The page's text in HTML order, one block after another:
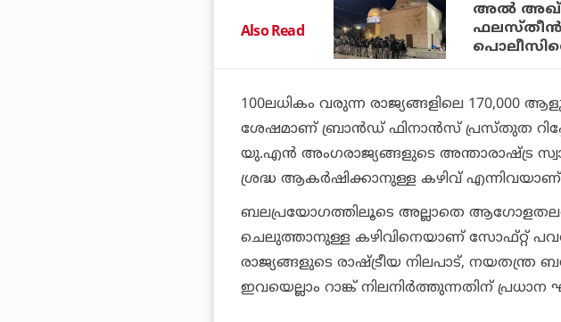
Also Read
അല്‍
100ലധികം വരുന്ന രാജ്യങ്ങളിലെ 170,000
ശേഷമാണ് ബ്രാന്‍ഡ് ഫിനാന്‍സ് പ്രസ്തുത
യു.എന്‍ അംഗരാജ്യങ്ങളുടെ അന്താരാഷ്ട്ര
ശ്രദ്ധ ആകര്‍ഷിക്കാനുള്ള കഴിവ്
ബലപ്രയോഗത്തിലൂടെ അല്ലാതെ
ചെലുത്താനുള്ള കഴിവിനെയാണ് സോഫ്റ്റ്
രാജ്യങ്ങളുടെ രാഷ്ട്രീയ നിലപാട്, നയതന്ത്ര
ഇവയെല്ലാം റാങ്ക് നിലനിര്‍ത്തുന്നതിന്